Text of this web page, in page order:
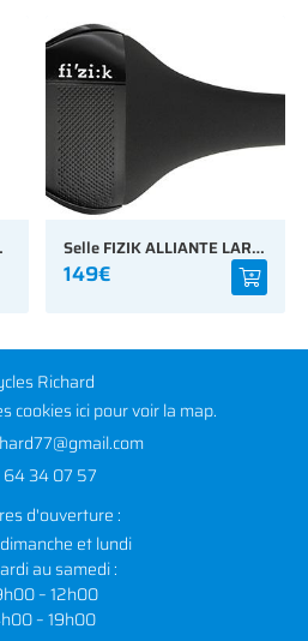
Selle FIZIK ALLIANTE LARGE 155MM R3
149€
Richard
cookiesicipour voir la map.
64 34 07 57
d'ouverture :
et lundi
au samedi :
– 12h00
– 19h00